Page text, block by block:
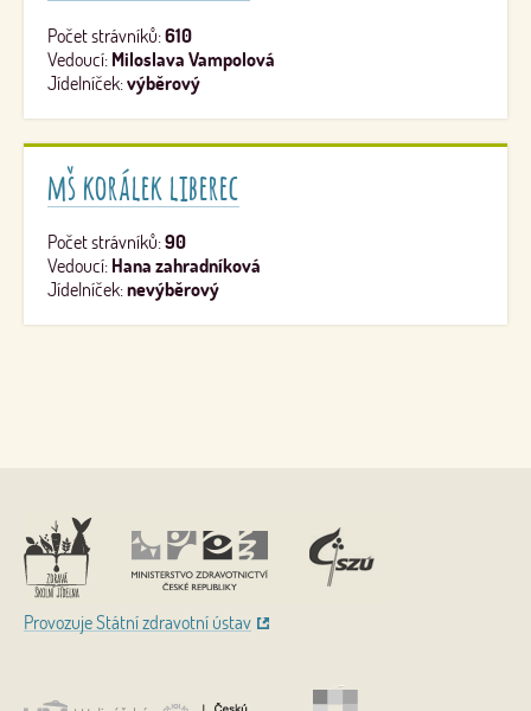
Počet strávníků:610
Vedoucí: Miloslava Vampolová
Jídelníček:výběrový
mš korálek liberec
Počet strávníků:90
Vedoucí: Hana zahradníková
Jídelníček:nevýběrový
Provozuje Státní zdravotní ústav